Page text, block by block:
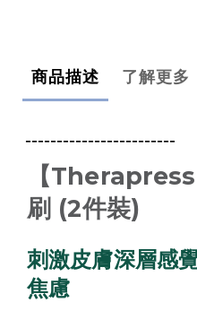
商品描述 了解更多
------------------------
【
刷 (2件裝)
刺激皮膚深層感
焦慮